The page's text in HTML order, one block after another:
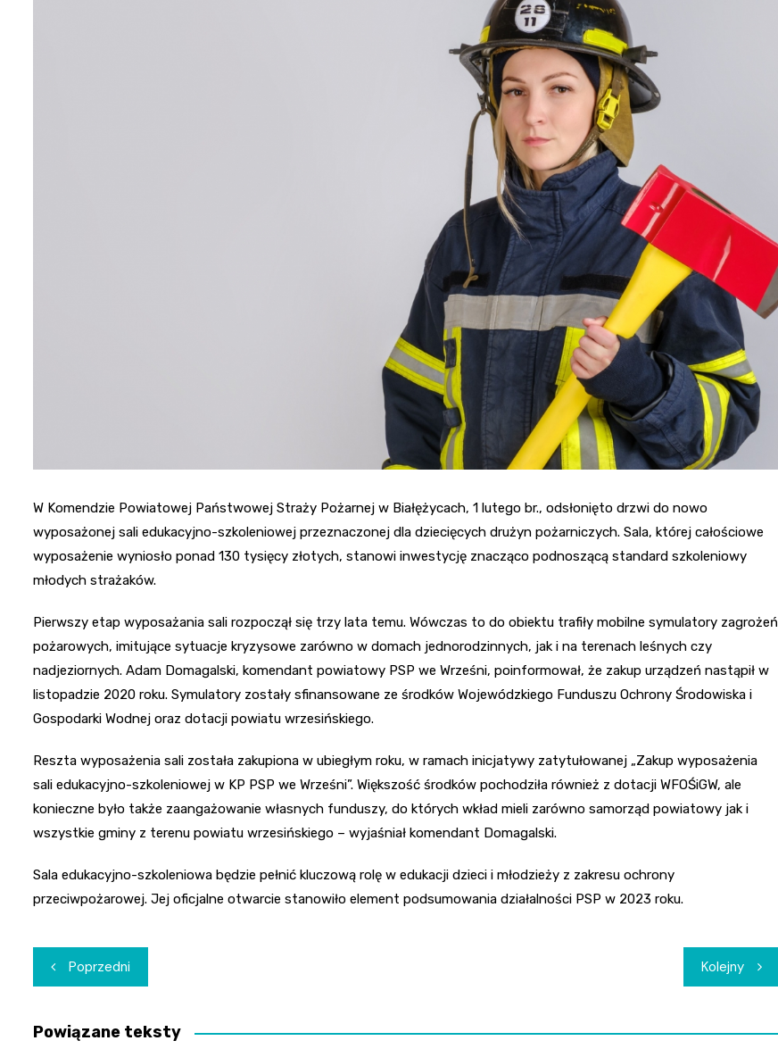
W Komendzie Powiatowej Państwowej Straży Pożarnej w Białężycach, 1 lutego br., odsłonięto drzwi do nowo
wyposażonej sali edukacyjno-szkoleniowej przeznaczonej dla dziecięcych drużyn pożarniczych. Sala, której całościowe
wyposażenie wyniosło ponad 130 tysięcy złotych, stanowi inwestycję znacząco podnoszącą standard szkoleniowy
młodych strażaków.
Pierwszy etap wyposażania sali rozpoczął się trzy lata temu. Wówczas to do obiektu trafiły mobilne symulatory zagrożeń
pożarowych, imitujące sytuacje kryzysowe zarówno w domach jednorodzinnych, jak i na terenach leśnych czy
nadjeziornych. Adam Domagalski, komendant powiatowy PSP we Wrześni, poinformował, że zakup urządzeń nastąpił w
listopadzie 2020 roku. Symulatory zostały sfinansowane ze środków Wojewódzkiego Funduszu Ochrony Środowiska i
Gospodarki Wodnej oraz dotacji powiatu wrzesińskiego.
Reszta wyposażenia sali została zakupiona w ubiegłym roku, w ramach inicjatywy zatytułowanej „Zakup wyposażenia
sali edukacyjno-szkoleniowej w KP PSP we Wrześni”. Większość środków pochodziła również z dotacji WFOŚiGW, ale
konieczne było także zaangażowanie własnych funduszy, do których wkład mieli zarówno samorząd powiatowy jak i
wszystkie gminy z terenu powiatu wrzesińskiego – wyjaśniał komendant Domagalski.
Sala edukacyjno-szkoleniowa będzie pełnić kluczową rolę w edukacji dzieci i młodzieży z zakresu ochrony
przeciwpożarowej. Jej oficjalne otwarcie stanowiło element podsumowania działalności PSP w 2023 roku.
Nawigacja
wpisu
Poprzedni Kolejny
Powiązane teksty